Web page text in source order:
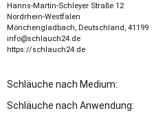
Hanns-Martin-Schleyer Straße 12
Nordrhein-Westfalen
Mönchengladbach, Deutschland, 41199
info@schlauch24.de
https://schlauch24.de
Schläuche nach Medium:
Schläuche nach Anwendung: